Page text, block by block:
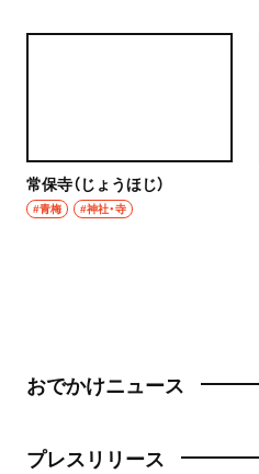
常保寺（じょうほじ）
#青梅 #神社・寺
おでかけニュース
プレスリリース